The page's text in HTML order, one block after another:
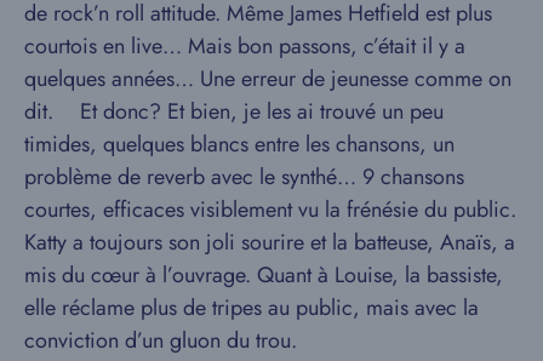
de rock’n roll attitude. Même James Hetfield est plus
courtois en live… Mais bon passons, c’était il y a
quelques années… Une erreur de jeunesse comme on
dit. Et donc? Et bien, je les ai trouvé un peu
timides, quelques blancs entre les chansons, un
problème de reverb avec le synthé… 9 chansons
courtes, efficaces visiblement vu la frénésie du public.
Katty a toujours son joli sourire et la batteuse, Anaïs, a
mis du cœur à l’ouvrage. Quant à Louise, la bassiste,
elle réclame plus de tripes au public, mais avec la
conviction d’un gluon du trou.